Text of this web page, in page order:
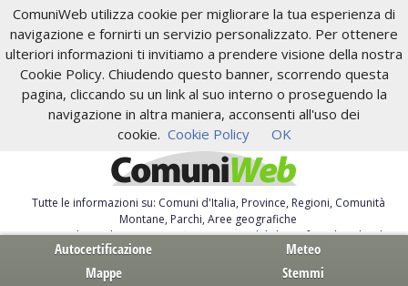
ComuniWeb utilizza cookie per migliorare la tua esperienza di
navigazione e fornirti un servizio personalizzato. Per ottenere
ulteriori informazioni ti invitiamo a prendere visione della nostra
Cookie Policy. Chiudendo questo banner, scorrendo questa
pagina, cliccando su un link al suo interno o proseguendo la
navigazione in altra maniera, acconsenti all'uso dei
cookie. Cookie Policy OK
Tutte le informazioni su: Comuni d'Italia, Province, Regioni, Comunità
Montane, Parchi, Aree geografiche
Servizi al Cittadino. Autocertificazione, moduli, leggi, free download
Autocertificazione
Meteo
Mappe
Stemmi